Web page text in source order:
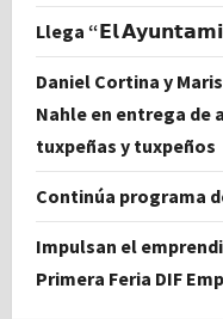
Llega “𝗘𝗹
Daniel Cortina y
Nahle en entrega de
tuxpeñas y tuxpeños
Continúa programa
Impulsan el
Primera Feria DIF